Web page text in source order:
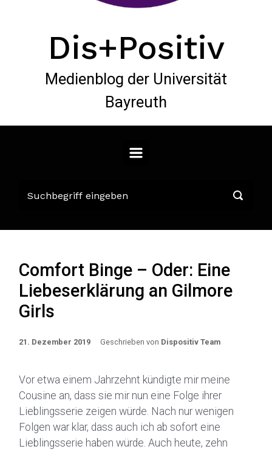
Dis+Positiv
Medienblog der Universität
Bayreuth
Comfort Binge – Oder: Eine
Liebeserklärung an Gilmore
Girls
21. Dezember 2019 Geschrieben von Dispositiv Team
Vor etwa einem Jahrzehnt kündigte mir meine
Cousine an, dass sie mir nun eine Folge ihrer
Lieblingsserie zeigen würde. Nach nur wenigen
Folgen war klar, dass auch ich ab sofort eine
Lieblingsserie haben würde. Auch heute, zehn